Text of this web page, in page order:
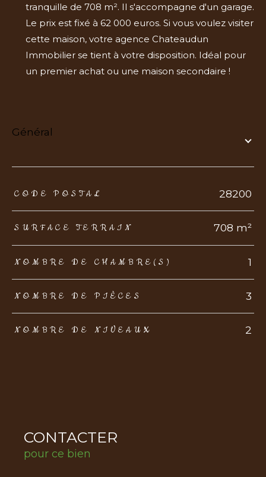
tranquille de 708 m². Il s'accompagne d'un garage.
Le prix est fixé à 62 000 euros. Si vous voulez visiter
cette maison, votre agence Chateaudun
Immobilier se tient à votre disposition. Idéal pour
un premier achat ou une maison secondaire !
général
TRAD_ZEPHYR_Caracteristique TRAD_ZEPHYR_Valeurs
CODE POSTAL 28200
SURFACE TERRAIN 708 m²
NOMBRE DE CHAMBRE(S) 1
NOMBRE DE PIÈCES 3
NOMBRE DE NIVEAUX 2
CONTACTER
pour ce bien